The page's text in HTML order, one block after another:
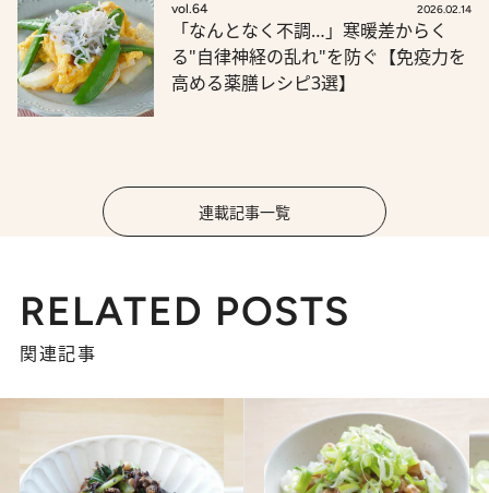
vol.64 2026.02.14
「なんとなく不調…」寒暖差からく
る"自律神経の乱れ"を防ぐ【免疫力を
高める薬膳レシピ3選】
連載記事一覧
RELATED POSTS
関連記事